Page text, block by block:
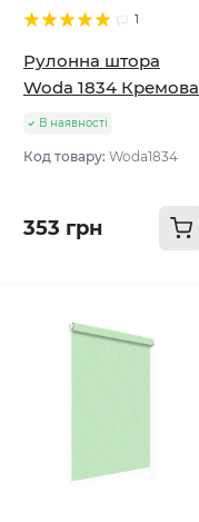
1
Рулонна штора
Woda 1834 Кремова
В наявності
Код товару: Woda1834
353 грн